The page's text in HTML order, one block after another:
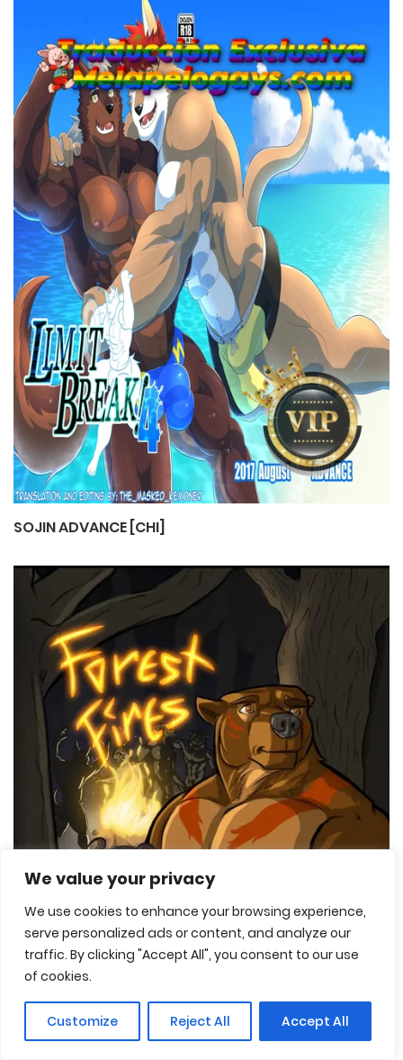
We value your privacy
We use cookies to enhance your browsing experience,
serve personalized ads or content, and analyze our
traffic. By clicking "Accept All", you consent to our use
of cookies.
Customize Reject All Accept All
SOJIN ADVANCE [CHI]